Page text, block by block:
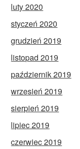
luty 2020
styczeń 2020
grudzień 2019
listopad 2019
październik 2019
wrzesień 2019
sierpień 2019
lipiec 2019
czerwiec 2019